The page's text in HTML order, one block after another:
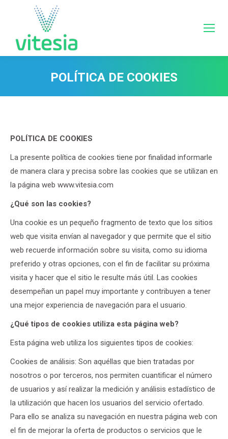
POLÍTICA DE COOKIES
POLÍTICA DE COOKIES
La presente política de cookies tiene por finalidad informarle
de manera clara y precisa sobre las cookies que se utilizan en
la página web www.vitesia.com
¿Qué son las cookies?
Una cookie es un pequeño fragmento de texto que los sitios
web que visita envían al navegador y que permite que el sitio
web recuerde información sobre su visita, como su idioma
preferido y otras opciones, con el fin de facilitar su próxima
visita y hacer que el sitio le resulte más útil. Las cookies
desempeñan un papel muy importante y contribuyen a tener
una mejor experiencia de navegación para el usuario.
¿Qué tipos de cookies utiliza esta página web?
Esta página web utiliza los siguientes tipos de cookies:
Cookies de análisis: Son aquéllas que bien tratadas por
nosotros o por terceros, nos permiten cuantificar el número
de usuarios y así realizar la medición y análisis estadístico de
la utilización que hacen los usuarios del servicio ofertado.
Para ello se analiza su navegación en nuestra página web con
el fin de mejorar la oferta de productos o servicios que le